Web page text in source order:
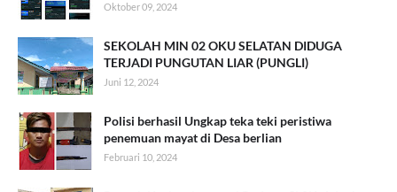
Oktober 09, 2024
SEKOLAH MIN 02 OKU SELATAN DIDUGA
TERJADI PUNGUTAN LIAR (PUNGLI)
Juni 12, 2024
Polisi berhasil Ungkap teka teki peristiwa
penemuan mayat di Desa berlian
Februari 10, 2024